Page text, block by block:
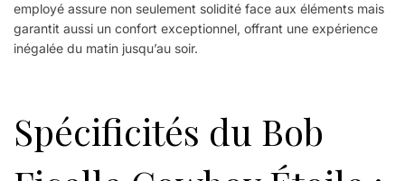
employé assure non seulement solidité face aux éléments mais
garantit aussi un confort exceptionnel, offrant une expérience
inégalée du matin jusqu’au soir.
Spécificités du Bob